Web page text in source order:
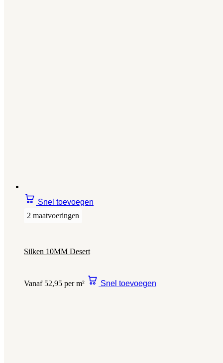
Snel toevoegen
2 maatvoeringen
Silken 10MM Desert
Vanaf 52,95 per m² Snel toevoegen